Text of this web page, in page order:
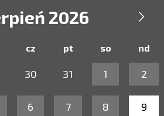
2026 
cz pt so nd
30 31 1 2
6 7 8 9